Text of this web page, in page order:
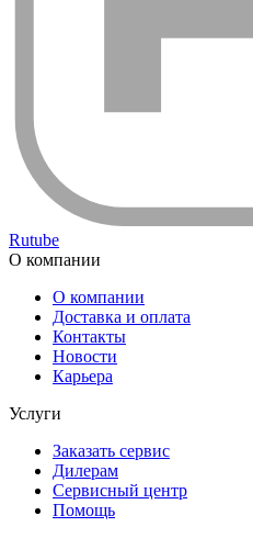
Rutube
О компании
О компании
Доставка и оплата
Контакты
Новости
Карьера
Услуги
Заказать сервис
Дилерам
Сервисный центр
Помощь